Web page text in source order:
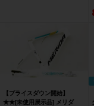
【プライスダウン開始】
★★[未使用展示品] メリダ